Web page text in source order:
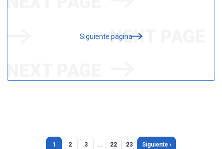
Siguiente página
1 2 3 … 22 23 Siguiente ›